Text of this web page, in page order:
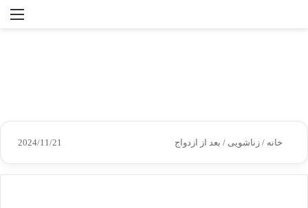
جستجو
خانه / زناشویی / بعد از ازدواج 2024/11/21